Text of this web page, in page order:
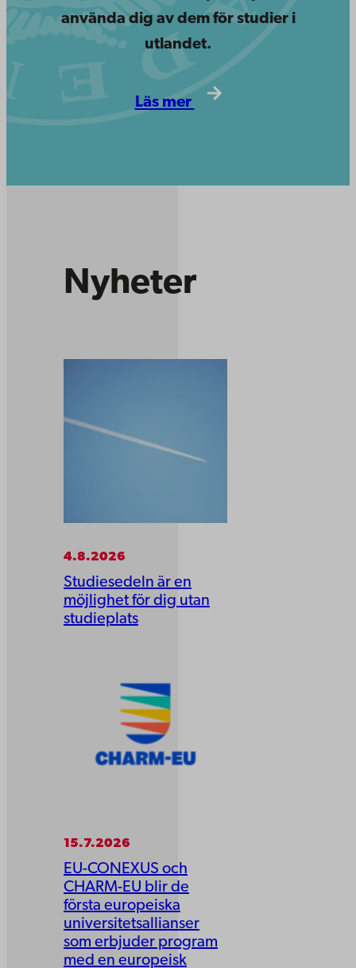
använda dig av dem för studier i
utlandet.
Läs mer
Nyheter
4.8.2026
Studiesedeln är en
möjlighet för dig utan
studieplats
15.7.2026
EU-CONEXUS och
CHARM-EU blir de
första europeiska
universitetsallianser
som erbjuder program
med en europeisk